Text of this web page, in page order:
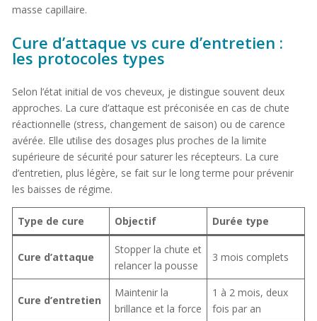
masse capillaire.
Cure d’attaque vs cure d’entretien :
les protocoles types
Selon l’état initial de vos cheveux, je distingue souvent deux
approches. La cure d’attaque est préconisée en cas de chute
réactionnelle (stress, changement de saison) ou de carence
avérée. Elle utilise des dosages plus proches de la limite
supérieure de sécurité pour saturer les récepteurs. La cure
d’entretien, plus légère, se fait sur le long terme pour prévenir
les baisses de régime.
Type de cure Objectif Durée type
Cure d’attaque
Stopper la chute et
relancer la pousse
3 mois complets
Cure d’entretien
Maintenir la
brillance et la force
1 à 2 mois, deux
fois par an